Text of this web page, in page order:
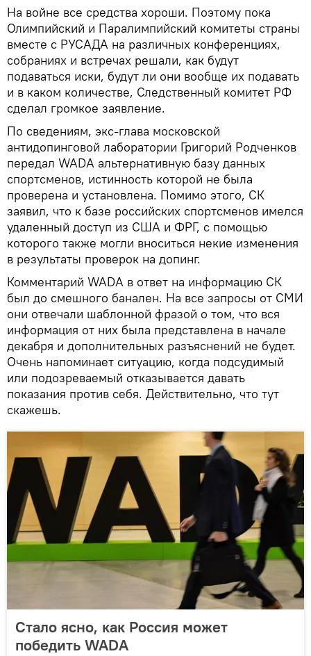
На войне все средства хороши. Поэтому пока
Олимпийский и Паралимпийский комитеты страны
вместе с РУСАДА на различных конференциях,
собраниях и встречах решали, как будут
подаваться иски, будут ли они вообще их подавать
и в каком количестве, Следственный комитет РФ
сделал громкое заявление.
По сведениям, экс-глава московской
антидопинговой лаборатории Григорий Родченков
передал WADA альтернативную базу данных
спортсменов, истинность которой не была
проверена и установлена. Помимо этого, СК
заявил, что к базе российских спортсменов имелся
удаленный доступ из США и ФРГ, с помощью
которого также могли вноситься некие изменения
в результаты проверок на допинг.
Комментарий WADA в ответ на информацию СК
был до смешного банален. На все запросы от СМИ
они отвечали шаблонной фразой о том, что вся
информация от них была представлена в начале
декабря и дополнительных разъяснений не будет.
Очень напоминает ситуацию, когда подсудимый
или подозреваемый отказывается давать
показания против себя. Действительно, что тут
скажешь.
Стало ясно, как Россия может
победить WADA